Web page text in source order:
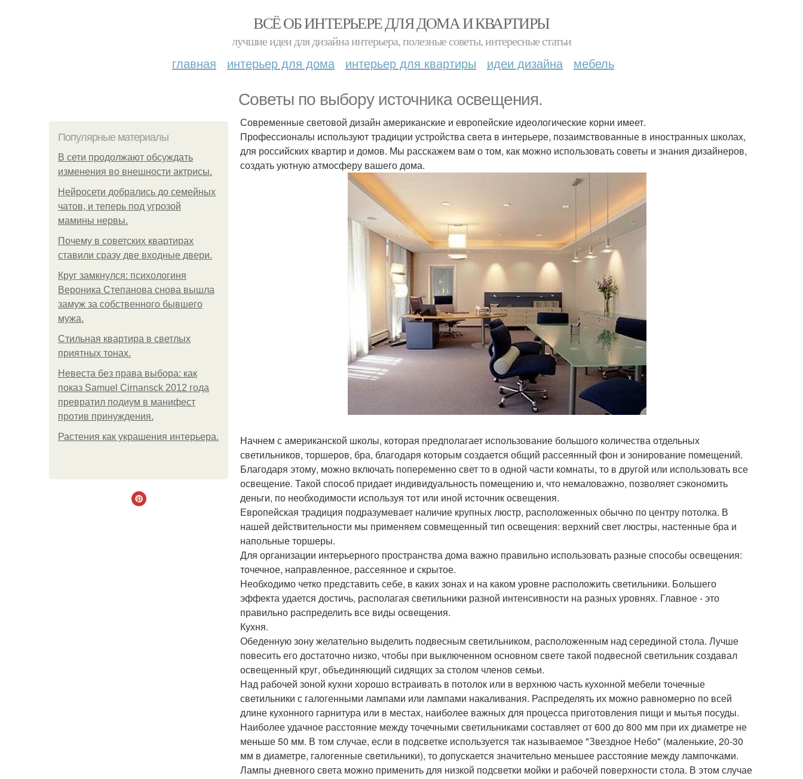
ВСЁ ОБ ИНТЕРЬЕРЕ ДЛЯ ДОМА И КВАРТИРЫ
лучшие идеи для дизайна интерьера, полезные советы, интересные статьи
главная интерьер для дома интерьер для квартиры идеи дизайна мебель
Советы по выбору источника освещения.
Популярные материалы
В сети продолжают обсуждать
изменения во внешности актрисы.
Нейросети добрались до семейных
чатов, и теперь под угрозой
мамины нервы.
Почему в советских квартирах
ставили сразу две входные двери.
Круг замкнулся: психологиня
Вероника Степанова снова вышла
замуж за собственного бывшего
мужа.
Стильная квартира в светлых
приятных тонах.
Невеста без права выбора: как
показ Samuel Cirnansck 2012 года
превратил подиум в манифест
против принуждения.
Растения как украшения интерьера.
Современные световой дизайн американские и европейские идеологические корни имеет.
Профессионалы используют традиции устройства света в интерьере, позаимствованные в иностранных школах,
для российских квартир и домов. Мы расскажем вам о том, как можно использовать советы и знания дизайнеров,
создать уютную атмосферу вашего дома.
Начнем с американской школы, которая предполагает использование большого количества отдельных
светильников, торшеров, бра, благодаря которым создается общий рассеянный фон и зонирование помещений.
Благодаря этому, можно включать попеременно свет то в одной части комнаты, то в другой или использовать все
освещение. Такой способ придает индивидуальность помещению и, что немаловажно, позволяет сэкономить
деньги, по необходимости используя тот или иной источник освещения.
Европейская традиция подразумевает наличие крупных люстр, расположенных обычно по центру потолка. В
нашей действительности мы применяем совмещенный тип освещения: верхний свет люстры, настенные бра и
напольные торшеры.
Для организации интерьерного пространства дома важно правильно использовать разные способы освещения:
точечное, направленное, рассеянное и скрытое.
Необходимо четко представить себе, в каких зонах и на каком уровне расположить светильники. Большего
эффекта удается достичь, располагая светильники разной интенсивности на разных уровнях. Главное - это
правильно распределить все виды освещения.
Кухня.
Обеденную зону желательно выделить подвесным светильником, расположенным над серединой стола. Лучше
повесить его достаточно низко, чтобы при выключенном основном свете такой подвесной светильник создавал
освещенный круг, объединяющий сидящих за столом членов семьи.
Над рабочей зоной кухни хорошо встраивать в потолок или в верхнюю часть кухонной мебели точечные
светильники с галогенными лампами или лампами накаливания. Распределять их можно равномерно по всей
длине кухонного гарнитура или в местах, наиболее важных для процесса приготовления пищи и мытья посуды.
Наиболее удачное расстояние между точечными светильниками составляет от 600 до 800 мм при их диаметре не
меньше 50 мм. В том случае, если в подсветке используется так называемое "Звездное Небо" (маленькие, 20-30
мм в диаметре, галогенные светильники), то допускается значительно меньшее расстояние между лампочками.
Лампы дневного света можно применить для низкой подсветки мойки и рабочей поверхности стола. В этом случае